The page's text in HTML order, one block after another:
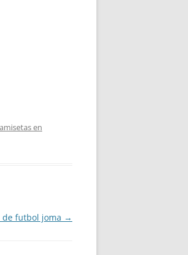
en
futbol joma →